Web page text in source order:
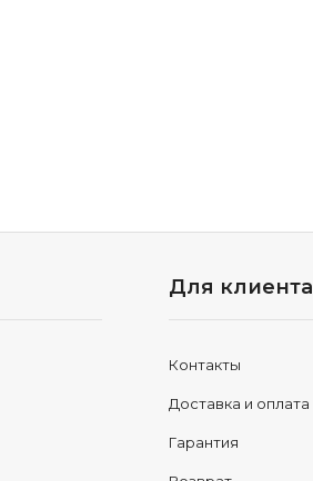
Для клиента
Контакты
Доставка и оплата
Гарантия